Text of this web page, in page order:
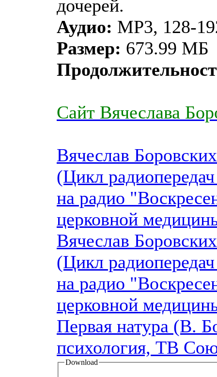
дочерей.
Аудио: MP3, 128-
Размер: 673.99 МБ
Сайт Вячеслава
Вячеслав
(Цикл
на радио
церковной
Вячеслав
(Цикл
на радио
церковной
Первая натура (В.
психология, ТВ
Download